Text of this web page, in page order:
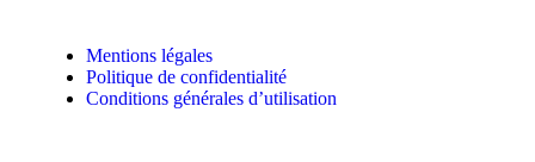
Mentions légales
Politique de confidentialité
Conditions générales d’utilisation